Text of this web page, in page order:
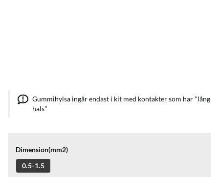
Gummihylsa ingår endast i kit med kontakter som har "lång
hals"
Dimension(mm2)
0.5-1.5